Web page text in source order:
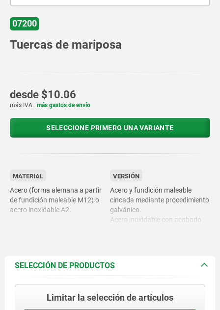
07200
Tuercas de mariposa
desde $10.06
más IVA. más gastos de envío
SELECCIONE PRIMERO UNA VARIANTE
MATERIAL
Acero (forma alemana a partir
de fundición maleable M12) o
acero inoxidable A2.
VERSIÓN
Acero y fundición maleable
cincada mediante procedimiento
galvánico.
Acero inoxidable con acabado
SELECCIÓN DE PRODUCTOS
Limitar la selección de artículos